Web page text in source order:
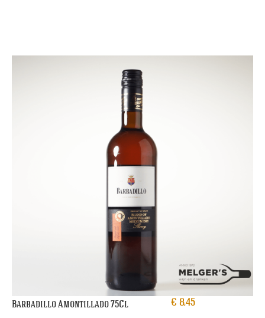
Barbadillo Amontillado 75Cl € 8,45